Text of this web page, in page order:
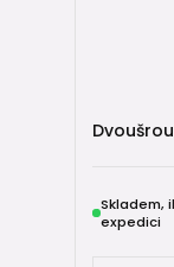
Skladem,
expedici